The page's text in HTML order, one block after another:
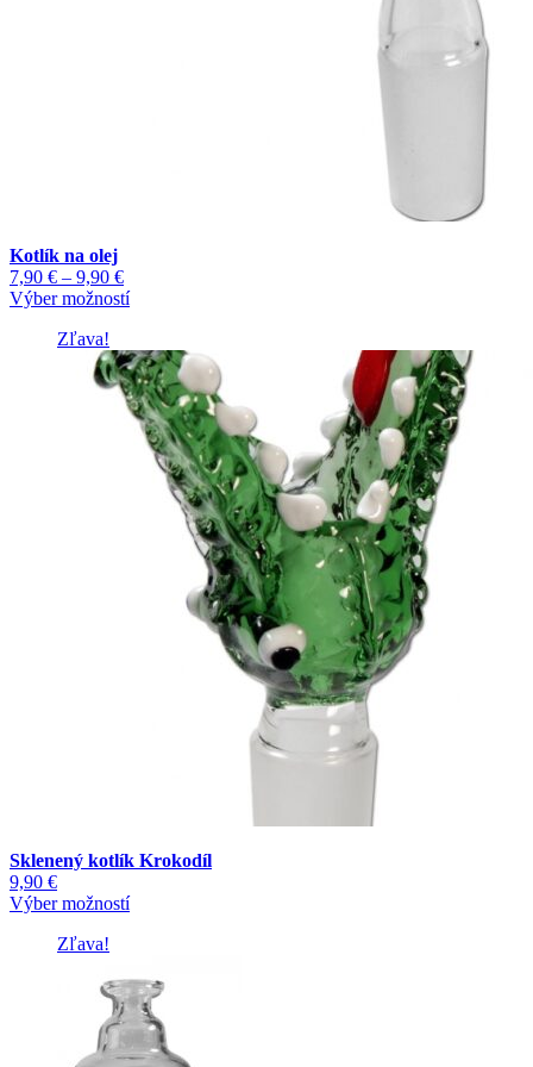
Kotlík na olej
7,90 € – 9,90 €Price
range:
9,90 €
Výber možnostíTento
viacero
variantov.
Možnosti
si
môžete
vybrať
stránke
produktu.
Zľava!
Sklenený kotlík Krokodíl
9,90 €
Výber možnostíTento
variantov.
Možnosti
si
môžete
Zľava!